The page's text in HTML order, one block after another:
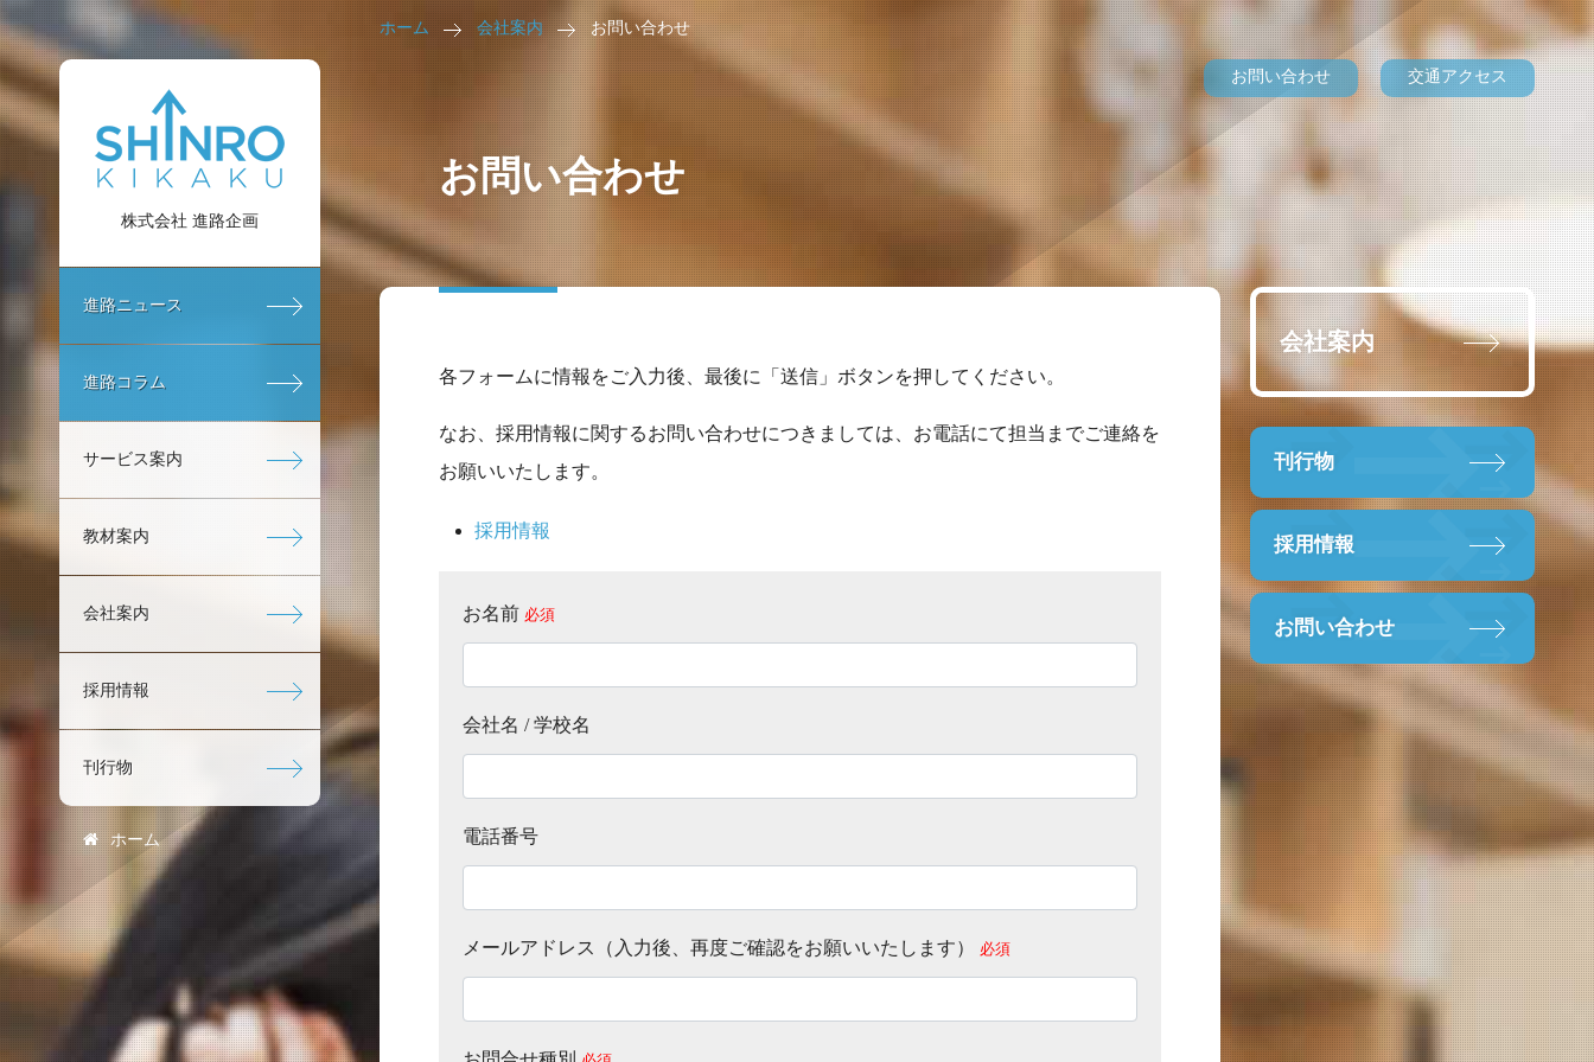
株式会社 進路企画
ホーム 会社案内 お問い合わせ
お問い合わせ
各フォームに情報をご入力後、最後に「送信」ボタンを押してください。
なお、採用情報に関するお問い合わせにつきましては、お電話にて担当までご連絡を
お願いいたします。
採用情報
お名前 必須
会社名 / 学校名
電話番号
メールアドレス（入力後、再度ご確認をお願いいたします） 必須
会社案内
刊行物
採用情報
お問い合わせ
進路ニュース
進路コラム
サービス案内
教材案内
会社案内
採用情報
刊行物
ホーム
お問い合わせ 交通アクセス